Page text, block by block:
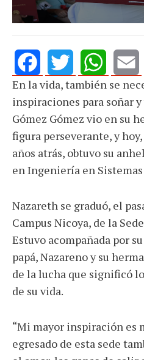
FacebookTwitterWhatsAppEmail
En la vida, también se
inspiraciones para soñar
Gómez Gómez vio en su
figura perseverante, y
años atrás, obtuvo su
en Ingeniería en
Nazareth se graduó, el
Campus Nicoya, de la
Estuvo acompañada por
papá, Nazareno y su
de la lucha que significó
de su vida.
“Mi mayor inspiración es
egresado de esta sede